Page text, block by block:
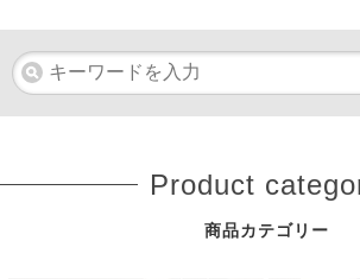
Product
商品カテゴリー